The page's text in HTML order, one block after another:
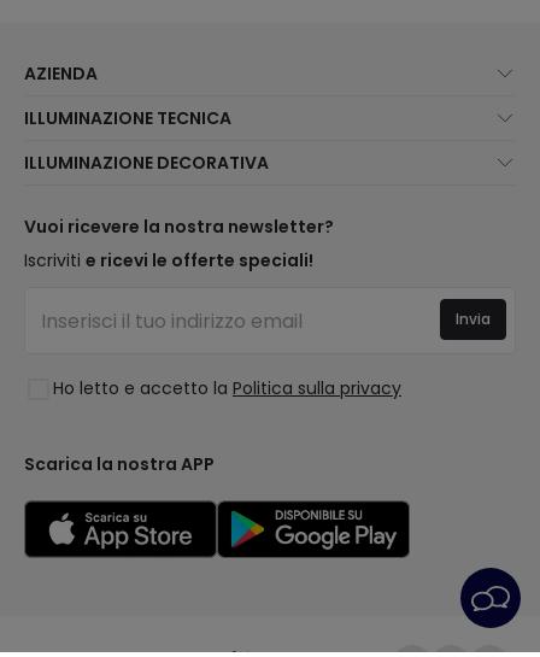
AZIENDA
Assistenza Clienti
Metodi di spedizione
Sei un Professionista?
Domande frequenti
ILLUMINAZIONE TECNICA
I migliori brand
Illuminazione per aziende
ILLUMINAZIONE DECORATIVA
Tendenze
I migliori brand
Spazi
Collezioni
Vuoi ricevere la nostra newsletter?
Iscriviti e ricevi le offerte speciali!
Ho letto e accetto la Politica sulla privacy
Invia
Scarica la nostra APP